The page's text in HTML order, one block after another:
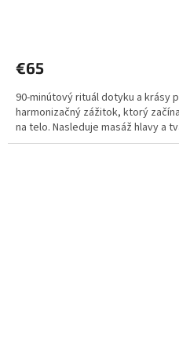
€65
90-minútový rituál dotyku a krásy
harmonizačný zážitok, ktorý
na telo. Nasleduje masáž hlavy a